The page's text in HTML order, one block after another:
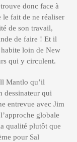
donc face à
fait de ne réaliser
de son travail,
de faire ! Et il
loin de New
qui y circulent.
Mantlo qu’il
dessinateur qui
entrevue avec Jim
globale
qualité plutôt que
pour Sal